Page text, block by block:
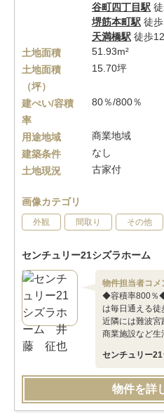
谷町四丁目駅
堺筋本町駅 徒
天満橋駅 徒歩
土地面積
51.93m²
土地面積
（坪）
15.70坪
建ぺい/容積
率
80％/800％
用途地域
商業地域
建築条件
なし
土地現況
古家付
画像カテゴリ
外観 間取り その他
センチュリー21シズラホーム
物件担当者コメ
◆容積率800％
は毎日通える
近隣には難波宮
商業施設など
センチュリー
物件を詳